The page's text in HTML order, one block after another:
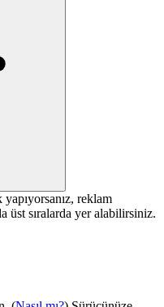
reklam
üst sıralarda yer alabilirsiniz.